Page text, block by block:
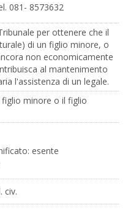
081- 8573632
per ottenere che il
di un figlio minore, o
non economicamente
al mantenimento
l'assistenza di un legale.
figlio minore o il figlio
esente
civ.